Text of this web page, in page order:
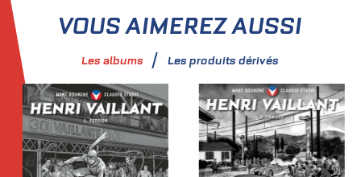
VOUS AIMEREZ AUSSI
Les albums Les produits dérivés